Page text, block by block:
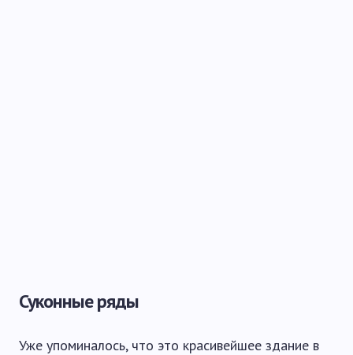
Суконные ряды
Уже упоминалось, что это красивейшее здание в